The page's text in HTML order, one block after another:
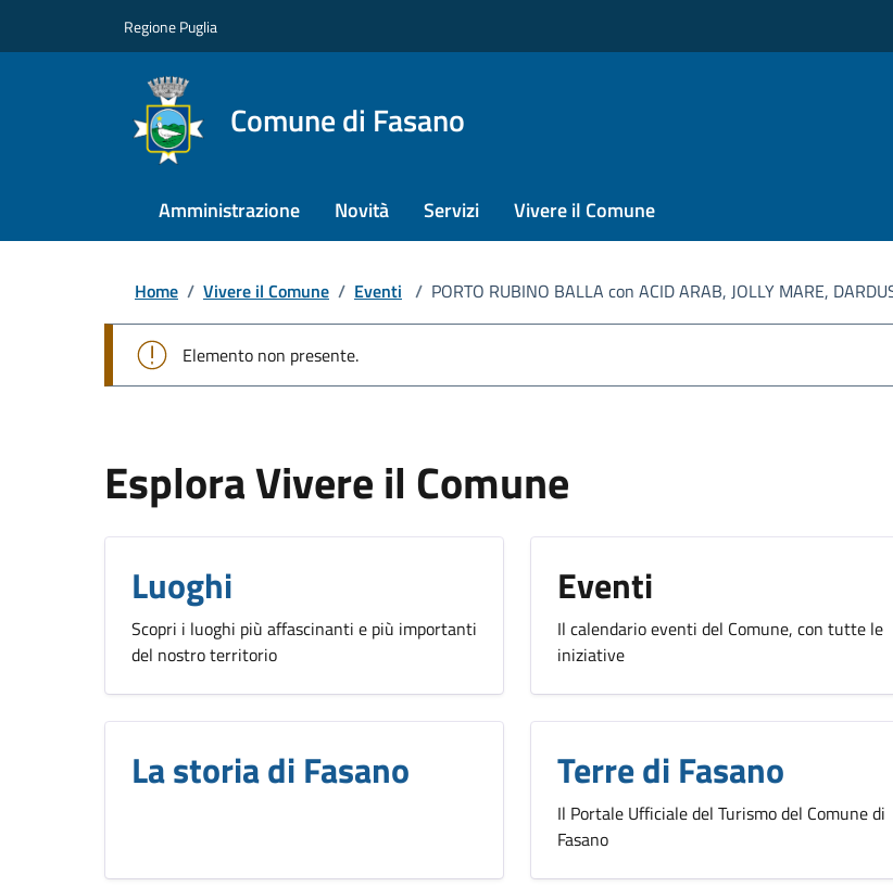
Regione Puglia
Comune di Fasano
Amministrazione Novità Servizi Vivere il Comune
Home / Vivere il Comune / Eventi / PORTO RUBINO BALLA con ACID ARAB, JOLLY MARE,
Elemento non presente.
Esplora Vivere il Comune
Luoghi
Scopri i luoghi più affascinanti e più importanti
del nostro territorio
Eventi
Il calendario eventi del Comune, con tutte le
iniziative
La storia di Fasano Terre di Fasano
Il Portale Ufficiale del Turismo del Comune di
Fasano